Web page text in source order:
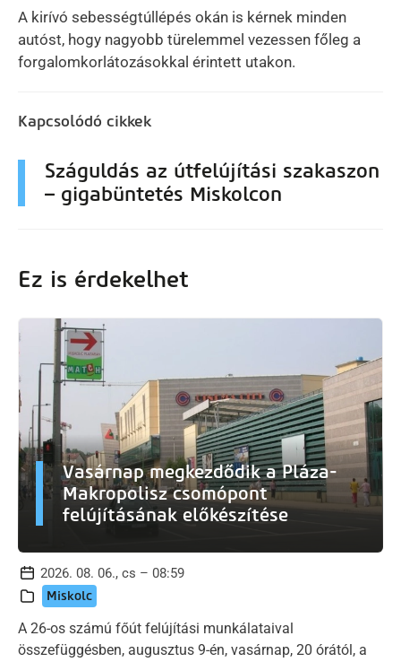
A kirívó sebességtúllépés okán is kérnek minden
autóst, hogy nagyobb türelemmel vezessen főleg a
forgalomkorlátozásokkal érintett utakon.
Kapcsolódó cikkek
Száguldás az útfelújítási szakaszon
– gigabüntetés Miskolcon
Ez is érdekelhet
Vasárnap megkezdődik a Pláza-
Makropolisz csomópont
felújításának előkészítése
2026. 08. 06., cs – 08:59
Miskolc
A 26-os számú főút felújítási munkálataival
összefüggésben, augusztus 9-én, vasárnap, 20 órától, a